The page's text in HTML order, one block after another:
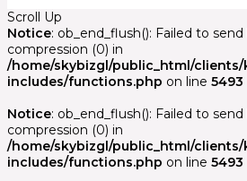
Scroll Up
Notice: ob_end_flush(): Failed to
compression (0) in
/home/skybizgl/public_html/
includes/functions.php on line 5493
Notice: ob_end_flush(): Failed to
compression (0) in
/home/skybizgl/public_html/
includes/functions.php on line 5493